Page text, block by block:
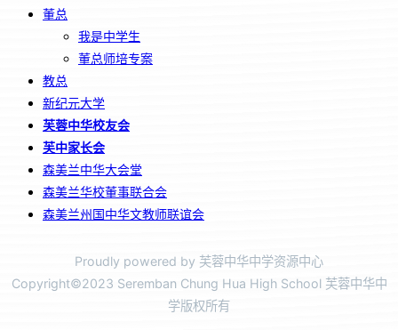
董总
我是中学生
董总师培专案
教总
新纪元大学
芙蓉中华校友会
芙中家长会
森美兰中华大会堂
森美兰华校董事联合会
森美兰州国中华文教师联谊会
Proudly powered by 芙蓉中华中学资源中心
Copyright©2023 Seremban Chung Hua High School 芙蓉中华中
学版权所有